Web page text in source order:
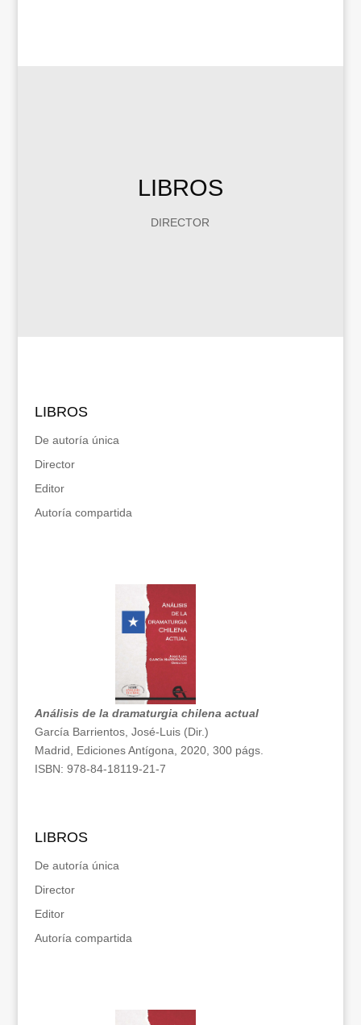
LIBROS
DIRECTOR
LIBROS
De autoría única
Director
Editor
Autoría compartida
Análisis de la dramaturgia chilena actual
García Barrientos, José-Luis (Dir.)
Madrid, Ediciones Antígona, 2020, 300 págs.
ISBN: 978-84-18119-21-7
LIBROS
De autoría única
Director
Editor
Autoría compartida